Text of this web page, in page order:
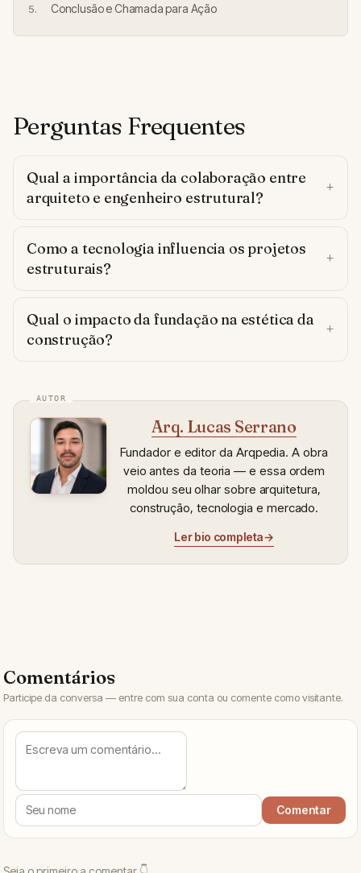
Conclusão e Chamada para Ação
Perguntas Frequentes
Qual a importância da colaboração entre
arquiteto e engenheiro estrutural?
Como a tecnologia influencia os projetos
estruturais?
Qual o impacto da fundação na estética da
construção?
Arq. Lucas Serrano
Fundador e editor da Arqpedia. A obra
veio antes da teoria — e essa ordem
moldou seu olhar sobre arquitetura,
construção, tecnologia e mercado.
Ler bio completa→